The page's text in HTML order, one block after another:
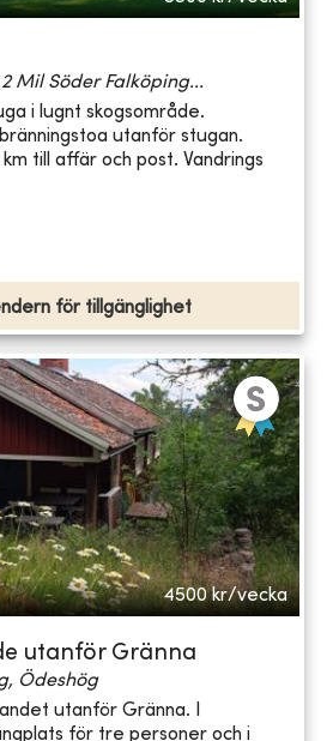
Mil Söder Falköping...
i lugnt skogsområde.
utanför stugan.
till affär och post. Vandrings
för tillgänglighet
4500 kr/vecka
utanför Gränna
Ödeshög
utanför Gränna. I
för tre personer och i